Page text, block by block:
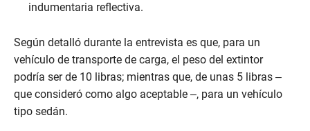
indumentaria reflectiva.
Según detalló durante la entrevista es que, para un
vehículo de transporte de carga, el peso del extintor
podría ser de 10 libras; mientras que, de unas 5 libras –
que consideró como algo aceptable –, para un vehículo
tipo sedán.